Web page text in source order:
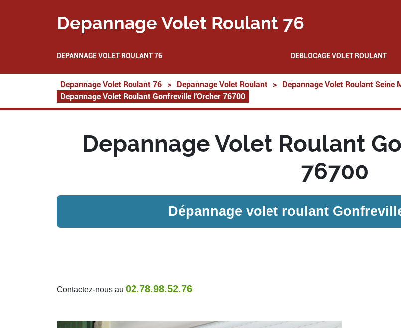
Depannage Volet Roulant 76
DEPANNAGE VOLET ROULANT 76 DEBLOCAGE VOLET ROULANT
Depannage Volet Roulant 76 > Depannage Volet Roulant > Depannage Volet Roulant Seine
Depannage Volet Roulant Gonfreville l'Orcher 76700
Depannage Volet Roulant
76700
Dépannage volet roulant
Contactez-nous au 02.78.98.52.76